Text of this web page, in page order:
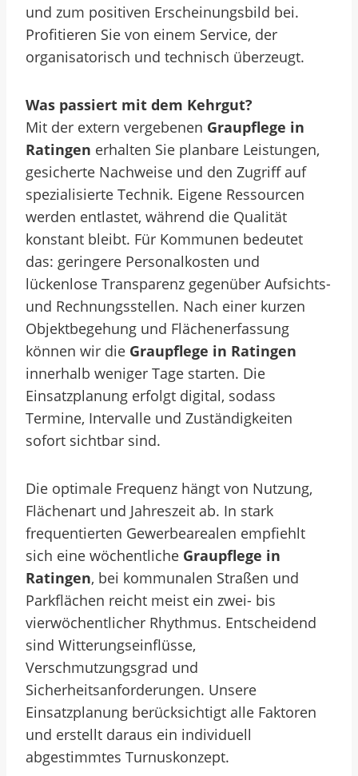
und zum positiven Erscheinungsbild bei.
Profitieren Sie von einem Service, der
organisatorisch und technisch überzeugt.
Was passiert mit dem Kehrgut?
Mit der extern vergebenen Graupflege in
Ratingen erhalten Sie planbare Leistungen,
gesicherte Nachweise und den Zugriff auf
spezialisierte Technik. Eigene Ressourcen
werden entlastet, während die Qualität
konstant bleibt. Für Kommunen bedeutet
das: geringere Personalkosten und
lückenlose Transparenz gegenüber Aufsichts-
und Rechnungsstellen. Nach einer kurzen
Objektbegehung und Flächenerfassung
können wir die Graupflege in Ratingen
innerhalb weniger Tage starten. Die
Einsatzplanung erfolgt digital, sodass
Termine, Intervalle und Zuständigkeiten
sofort sichtbar sind.
Die optimale Frequenz hängt von Nutzung,
Flächenart und Jahreszeit ab. In stark
frequentierten Gewerbearealen empfiehlt
sich eine wöchentliche Graupflege in
Ratingen, bei kommunalen Straßen und
Parkflächen reicht meist ein zwei- bis
vierwöchentlicher Rhythmus. Entscheidend
sind Witterungseinflüsse,
Verschmutzungsgrad und
Sicherheitsanforderungen. Unsere
Einsatzplanung berücksichtigt alle Faktoren
und erstellt daraus ein individuell
abgestimmtes Turnuskonzept.